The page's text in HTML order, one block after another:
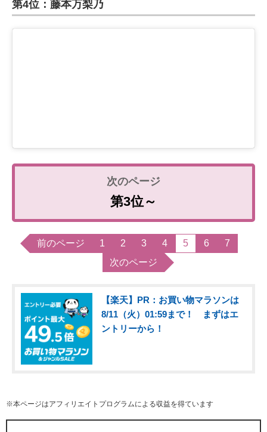
第4位：藤本万梨乃
第3位～
前のページ 1 2 3 4 5 6
7
次のページ
【楽天】PR：お買い物マラソンは
8/11（火）01:59まで！ まずはエ
ントリーから！
※本ページはアフィリエイトプログラムによる収益を得ています